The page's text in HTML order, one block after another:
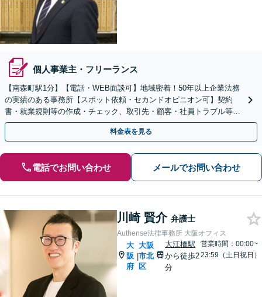
個人事業主・フリーランス
【南森町駅1分】【電話・WEB面談可】地域密着！50年以上企業法務
の実績のある事務所【スポット依頼・セカンドオピニオン可】契約
書・就業規則等の作成・チェック、取引先・顧客・社員トラブル等、
お気軽にご相談ください【事前予約で休日・夜間対応】
料金表を見る
電話でお問い合わせ メールでお問い合わせ
川崎 賢介 弁護士
Authense法律事務所 大阪オフィス
大
阪
府
|
大阪
市北
区
大江橋駅
から徒歩2
分
営業時間：00:00~
23:59（土日祝日）